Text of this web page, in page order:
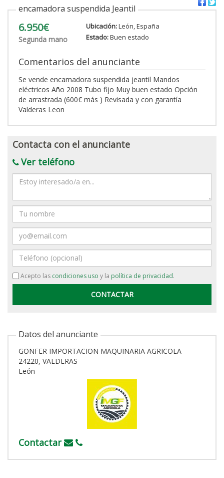
encamadora suspendida Jeantil
6.950€
Segunda mano
Ubicación:León, España
Estado:Buen estado
Comentarios del anunciante
Se vende encamadora suspendida jeantil Mandos
eléctricos Año 2008 Tubo fijo Muy buen estado Opción
de arrastrada (600€ más ) Revisada y con garantía
Valderas Leon
Contacta con el anunciante
Ver teléfono
Mensaje
Nombre
Email
Teléfono
Acepto las condiciones uso y la política de privacidad.
Datos del anunciante
GONFER IMPORTACION MAQUINARIA AGRICOLA
24220, VALDERAS
León
Contactar